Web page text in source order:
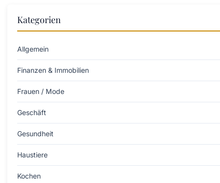
Kategorien
Allgemein
Finanzen & Immobilien
Frauen / Mode
Geschäft
Gesundheit
Haustiere
Kochen